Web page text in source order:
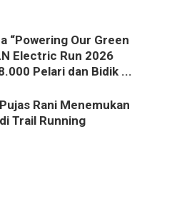
“Powering Our Green
Electric Run 2026
Pelari dan Bidik ...
Rani Menemukan
Trail Running